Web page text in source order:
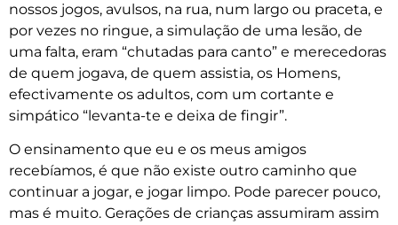
nossos jogos, avulsos, na rua, num largo ou praceta, e
por vezes no ringue, a simulação de uma lesão, de
uma falta, eram “chutadas para canto” e merecedoras
de quem jogava, de quem assistia, os Homens,
efectivamente os adultos, com um cortante e
simpático “levanta-te e deixa de fingir”.
O ensinamento que eu e os meus amigos
recebíamos, é que não existe outro caminho que
continuar a jogar, e jogar limpo. Pode parecer pouco,
mas é muito. Gerações de crianças assumiram assim